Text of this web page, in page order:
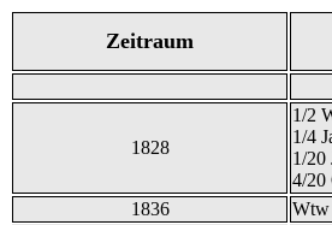
Zeitraum
1828
1/2
1/4
1/20
4/20
1836
Wtw